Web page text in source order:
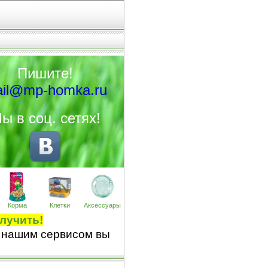
Пишите!
homka.ru
в соц. сетях!
Корма Клетки Аксессуары
нашим сервисом вы